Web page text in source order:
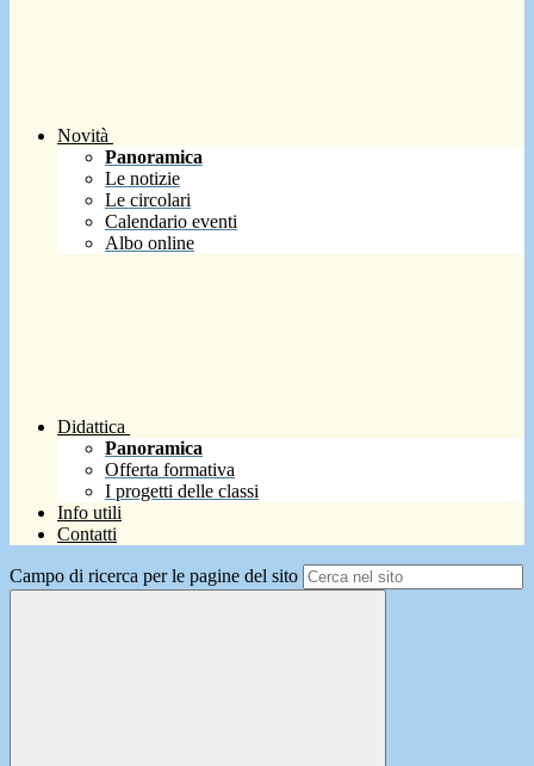
Novità
Panoramica
Le notizie
Le circolari
Calendario eventi
Albo online
Didattica
Panoramica
Offerta formativa
I progetti delle classi
Info utili
Contatti
Campo di ricerca per le pagine del sito